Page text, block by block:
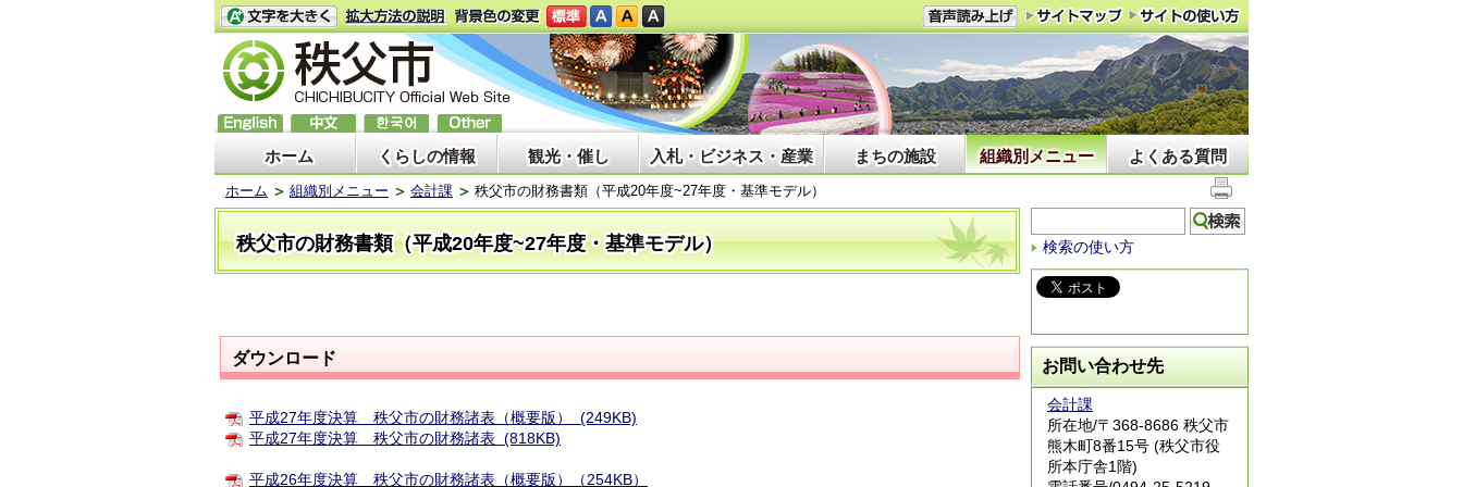
ホーム くらしの情報 観光・催し 入札・ビジネス・産業 まちの施設 組織別メニュー よくある質問
ホーム 組織別メニュー 会計課 秩父市の財務書類（平成20年度~27年度・基準モデル）
秩父市の財務書類（平成20年度~27年度・基準モデル）
ダウンロード
平成27年度決算 秩父市の財務諸表（概要版） (249KB)
平成27年度決算 秩父市の財務諸表 (818KB)
平成26年度決算 秩父市の財務諸表（概要版）（254KB）
検索の使い方
お問い合わせ先
会計課
所在地/〒368-8686 秩父市
熊木町8番15号 (秩父市役
所本庁舎1階)